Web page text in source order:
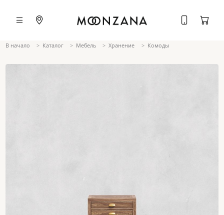
В начало Каталог Мебель Хранение Комоды